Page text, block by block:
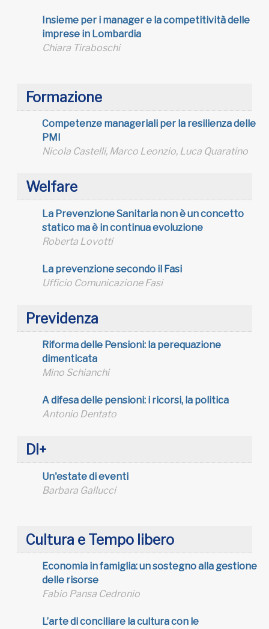
Insieme per i manager e la competitività delle
imprese in Lombardia
Chiara Tiraboschi
Formazione
Competenze manageriali per la resilienza delle
PMI
Nicola Castelli, Marco Leonzio, Luca Quaratino
Welfare
La Prevenzione Sanitaria non è un concetto
statico ma è in continua evoluzione
Roberta Lovotti
La prevenzione secondo il Fasi
Ufficio Comunicazione Fasi
Previdenza
Riforma delle Pensioni: la perequazione
dimenticata
Mino Schianchi
A difesa delle pensioni: i ricorsi, la politica
Antonio Dentato
DI+
Un'estate di eventi
Barbara Gallucci
Cultura e Tempo libero
Economia in famiglia: un sostegno alla gestione
delle risorse
Fabio Pansa Cedronio
L’arte di conciliare la cultura con le